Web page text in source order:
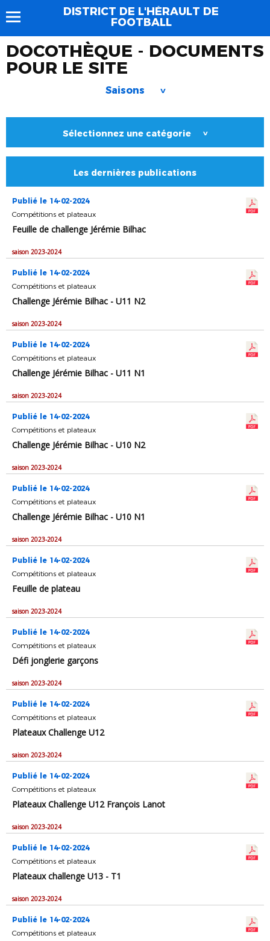
DISTRICT DE L'HÉRAULT DE
FOOTBALL
DOCOTHÈQUE - DOCUMENTS
POUR LE SITE
Saisons >
Sélectionnez une catégorie >
Les dernières publications
Publié le 14-02-2024
Compétitions et plateaux
Feuille de challenge Jérémie Bilhac
saison 2023-2024
Publié le 14-02-2024
Compétitions et plateaux
Challenge Jérémie Bilhac - U11 N2
saison 2023-2024
Publié le 14-02-2024
Compétitions et plateaux
Challenge Jérémie Bilhac - U11 N1
saison 2023-2024
Publié le 14-02-2024
Compétitions et plateaux
Challenge Jérémie Bilhac - U10 N2
saison 2023-2024
Publié le 14-02-2024
Compétitions et plateaux
Challenge Jérémie Bilhac - U10 N1
saison 2023-2024
Publié le 14-02-2024
Compétitions et plateaux
Feuille de plateau
saison 2023-2024
Publié le 14-02-2024
Compétitions et plateaux
Défi jonglerie garçons
saison 2023-2024
Publié le 14-02-2024
Compétitions et plateaux
Plateaux Challenge U12
saison 2023-2024
Publié le 14-02-2024
Compétitions et plateaux
Plateaux Challenge U12 François Lanot
saison 2023-2024
Publié le 14-02-2024
Compétitions et plateaux
Plateaux challenge U13 - T1
saison 2023-2024
Publié le 14-02-2024
Compétitions et plateaux